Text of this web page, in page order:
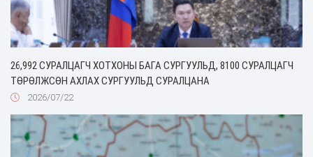
26,992 СУРАЛЦАГЧ ХОТХОНЫ БАГА СУРГУУЛЬД, 8100 СУРАЛЦАГЧ
ТӨРӨЛЖСӨН АХЛАХ СУРГУУЛЬД СУРАЛЦАНА
2026/07/22